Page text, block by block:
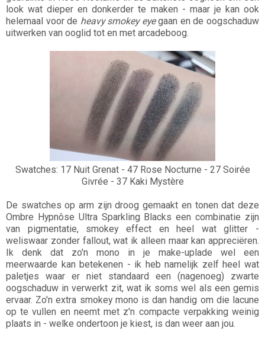
look wat dieper en donkerder te maken - maar je kan ook
helemaal voor de heavy smokey eyegaan en de oogschaduw
uitwerken van ooglid tot en met arcadeboog.
Swatches: 17 Nuit Grenat - 47 Rose Nocturne - 27 Soirée
Givrée - 37 Kaki Mystère
De swatches op arm zijn droog gemaakt en tonen dat deze
Ombre Hypnôse Ultra Sparkling Blacks een combinatie zijn
van pigmentatie, smokey effect en heel wat glitter -
weliswaar zonder fallout, wat ik alleen maar kan appreciëren.
Ik denk dat zo'n mono in je make-uplade wel een
meerwaarde kan betekenen - ik heb namelijk zelf heel wat
paletjes waar er niet standaard een (nagenoeg) zwarte
oogschaduw in verwerkt zit, wat ik soms wel als een gemis
ervaar. Zo'n extra smokey mono is dan handig om die lacune
op te vullen en neemt met z'n compacte verpakking weinig
plaats in - welke ondertoon je kiest, is dan weer aan jou.